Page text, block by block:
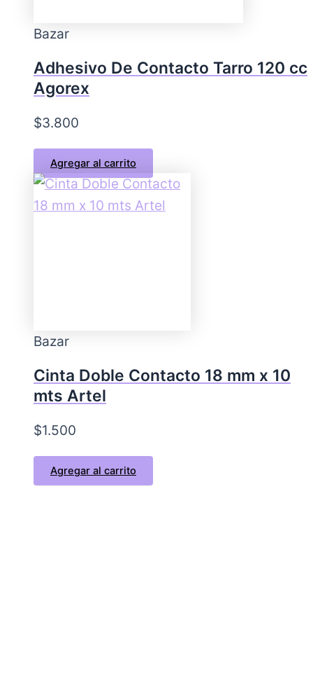
Bazar
Adhesivo De Contacto Tarro 120 cc
Agorex
$3.800
Agregar al carrito
Bazar
Cinta Doble Contacto 18 mm x 10
mts Artel
$1.500
Agregar al carrito